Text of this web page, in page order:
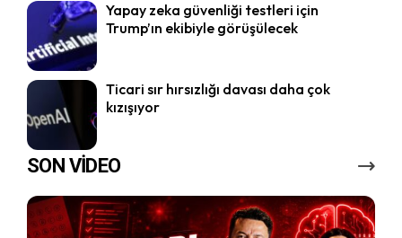
Yapay zeka güvenliği testleri için
Trump’ın ekibiyle görüşülecek
Ticari sır hırsızlığı davası daha çok
kızışıyor
SON VİDEO